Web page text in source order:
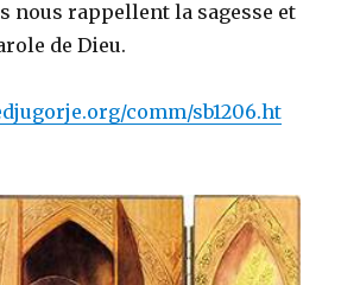
nous rappellent la sagesse et
de Dieu.
comm/sb1206.ht